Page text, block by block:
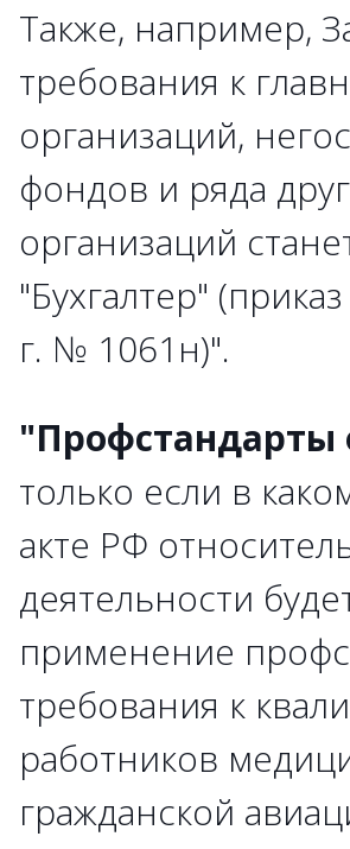
Также, например,
требования к
организаций,
фондов и ряда
организаций
"Бухгалтер"
г. № 1061н)".
"Профстандарты
только если в
акте РФ
деятельности
применение
требования к
работников
гражданской